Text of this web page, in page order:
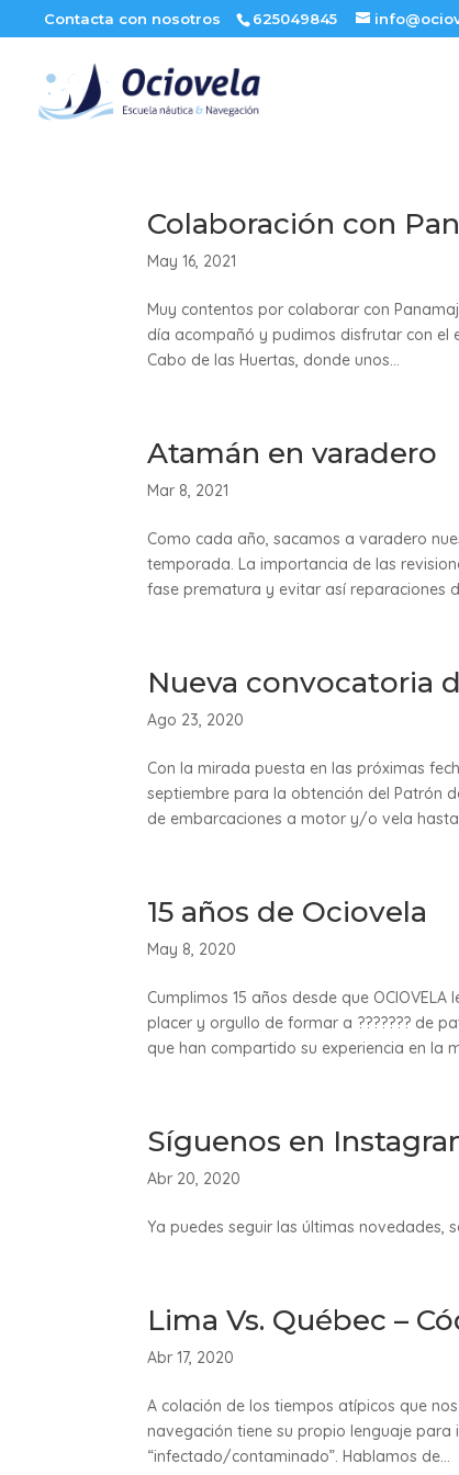
Contacta con nosotros 625049845
Colaboración con
May 16, 2021
Muy contentos por colaborar con
día acompañó y pudimos disfrutar con el
Cabo de las Huertas, donde unos...
Atamán en varadero
Mar 8, 2021
Como cada año, sacamos a varadero
temporada. La importancia de las
fase prematura y evitar así reparaciones
Nueva convocatoria
Ago 23, 2020
Con la mirada puesta en las próximas
septiembre para la obtención del Patrón
de embarcaciones a motor y/o vela hasta
15 años de Ociovela
May 8, 2020
Cumplimos 15 años desde que
placer y orgullo de formar a ??????? de
que han compartido su experiencia en la
Síguenos en
Abr 20, 2020
Ya puedes seguir las últimas novedades,
Lima Vs. Québec –
Abr 17, 2020
A colación de los tiempos atípicos que
navegación tiene su propio lenguaje
“infectado/contaminado”. Hablamos de...